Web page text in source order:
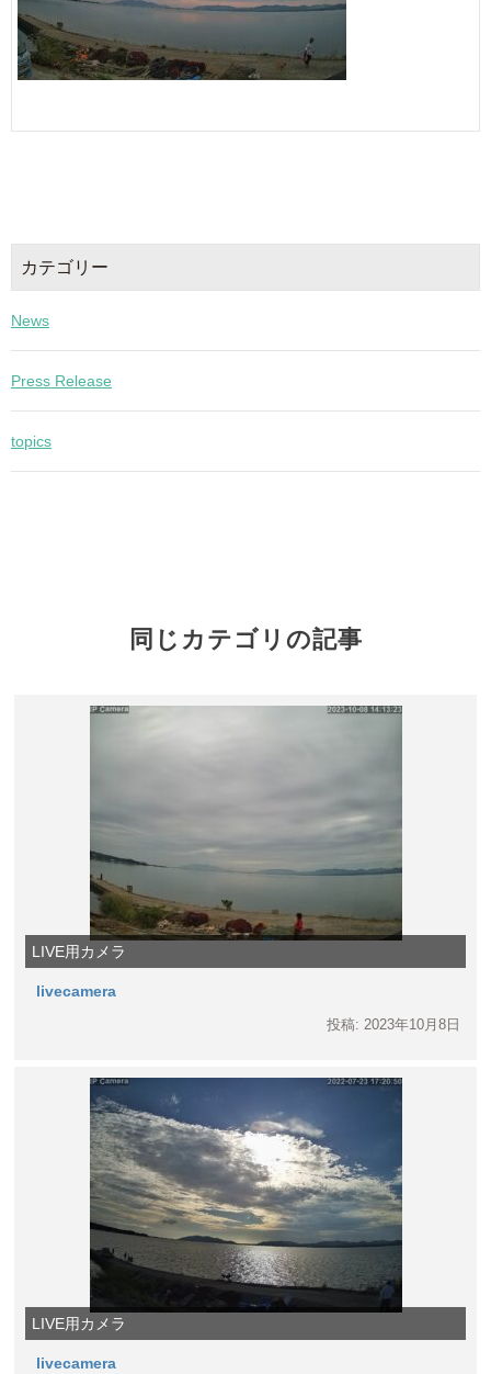
カテゴリー
News
Press Release
topics
同じカテゴリの記事
LIVE用カメラ
livecamera
投稿: 2023年10月8日
LIVE用カメラ
livecamera